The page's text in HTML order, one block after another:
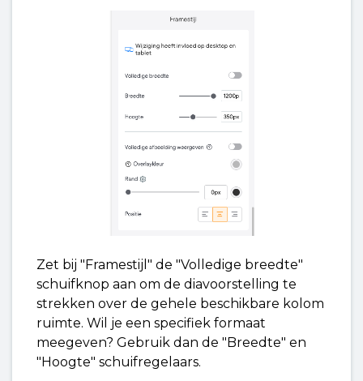
Zet bij "Framestijl" de "Volledige breedte"
schuifknop aan om de diavoorstelling te
strekken over de gehele beschikbare kolom
ruimte. Wil je een specifiek formaat
meegeven? Gebruik dan de "Breedte" en
"Hoogte" schuifregelaars.